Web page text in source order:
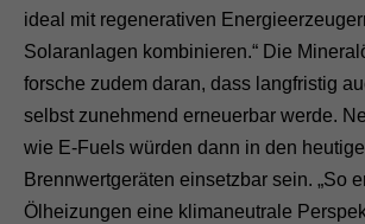
ideal mit regenerativen
Solaranlagen kombinieren.“ Die
forsche zudem daran, dass langfristig
selbst zunehmend erneuerbar werde.
wie E-Fuels würden dann in den
Brennwertgeräten einsetzbar sein. „So
Ölheizungen eine klimaneutrale